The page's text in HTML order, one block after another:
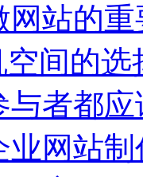
网站的重
空间的选
与者都
业网站